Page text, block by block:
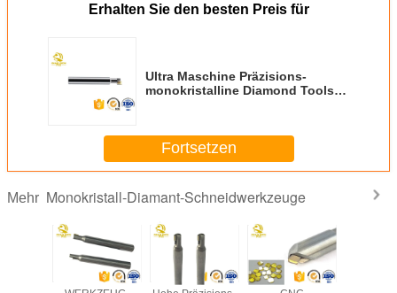
Erhalten Sie den besten Preis für
Ultra Maschine Präzisions-
monokristalline Diamond Tools
Fortsetzen
Mehr Monokristall-Diamant-Schneidwerkzeuge